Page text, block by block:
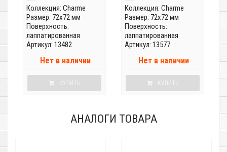
Коллекция: Charme
Размер: 72x72 мм
Поверхность:
лаппатированная
Артикул: 13482
Нет в наличии
КУПИТЬ
Коллекция: Charme
Размер: 72x72 мм
Поверхность:
лаппатированная
Артикул: 13577
Нет в наличии
КУПИТЬ
АНАЛОГИ ТОВАРА